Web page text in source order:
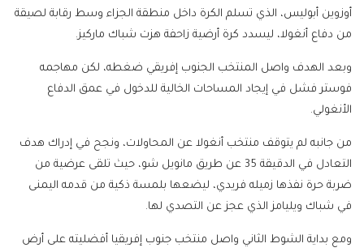
أوزوين أبوليس، الذي تسلم الكرة داخل منطقة الجزاء وسط رقابة لصيقة
من دفاع أنغولا، ليسدد كرة أرضية زاحفة هزت شباك ماركيز.
وبعد الهدف واصل المنتخب الجنوب إفريقي ضغطه، لكن مهاجمه
فوستر فشل في إيجاد المساحات الخالية للدخول في عمق الدفاع
الأنغولي.
من جانبه لم يتوقف منتخب أنغولا عن المحاولات، ونجح في إدراك هدف
التعادل في الدقيقة 35 عن طريق مانويل شو، حيث تلقى عرضية من
ضربة حرة نفذها زميله فريدي، ليضعها بلمسة ذكية من قدمه اليمنى
في شباك ويليامز الذي عجز عن التصدي لها.
ومع بداية الشوط الثاني واصل منتخب جنوب إفريقيا أفضليته على أرض